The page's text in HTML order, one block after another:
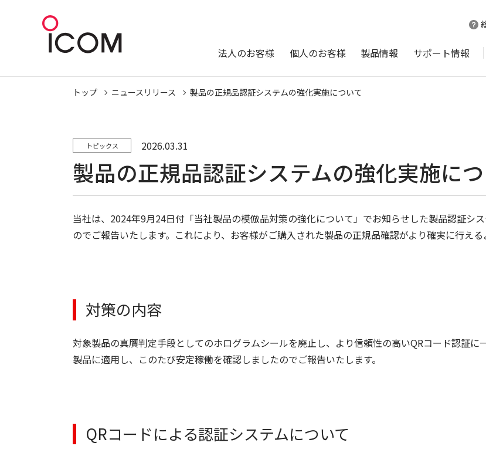
法人のお客様 個人のお客様 製品情報 サポート情報
トップ ニュースリリース 製品の正規品認証システムの強化実施について
トピックス 2026.03.31
製品の正規品認証システムの強化実施に
当社は、2024年9月24日付「当社製品の模倣品対策の強化について」でお知らせした製品認証シ
のでご報告いたします。これにより、お客様がご購入された製品の正規品確認がより確実に行える
対策の内容
対象製品の真贋判定手段としてのホログラムシールを廃止し、より信頼性の高いQRコード認証
製品に適用し、このたび安定稼働を確認しましたのでご報告いたします。
QRコードによる認証システムについて